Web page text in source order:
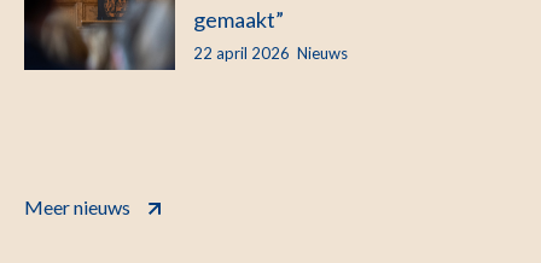
gemaakt”
22 april 2026 Nieuws
Meer nieuws